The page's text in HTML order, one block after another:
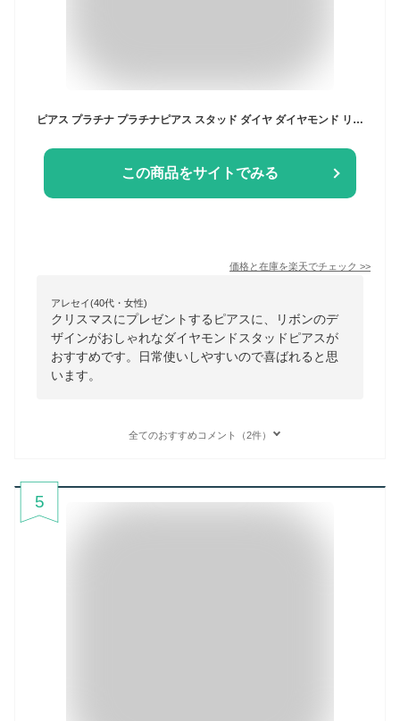
ピアス プラチナ プラチナピアス スタッド ダイヤ ダイヤモンド リボン モチーフ リボンピアス ダイヤピアス ミル打ち アンティーク 可愛い 小さめ 繊細 キャッチ シリコン 両耳用 天然石 誕生石 PT900 レディース プレゼント ギフト 贈り物 お勧め お祝い 誕生日 記念日
この商品をサイトでみる
価格と在庫を楽天でチェック >>
アレセイ(40代・女性)
クリスマスにプレゼントするピアスに、リボンのデ
ザインがおしゃれなダイヤモンドスタッドピアスが
おすすめです。日常使いしやすいので喜ばれると思
います。
全てのおすすめコメント（2件）
5